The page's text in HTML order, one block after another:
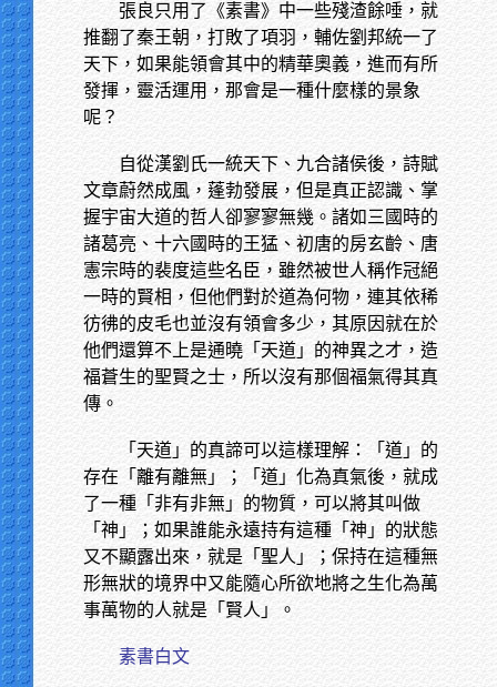
張良只用了《素書》中一些殘渣餘唾，就
推翻了秦王朝，打敗了項羽，輔佐劉邦統一了
天下，如果能領會其中的精華奧義，進而有所
發揮，靈活運用，那會是一種什麼樣的景象
呢？
自從漢劉氏一統天下、九合諸侯後，詩賦
文章蔚然成風，蓬勃發展，但是真正認識、掌
握宇宙大道的哲人卻寥寥無幾。諸如三國時的
諸葛亮、十六國時的王猛、初唐的房玄齡、唐
憲宗時的裴度這些名臣，雖然被世人稱作冠絕
一時的賢相，但他們對於道為何物，連其依稀
彷彿的皮毛也並沒有領會多少，其原因就在於
他們還算不上是通曉「天道」的神異之才，造
福蒼生的聖賢之士，所以沒有那個福氣得其真
傳。
「天道」的真諦可以這樣理解：「道」的
存在「離有離無」；「道」化為真氣後，就成
了一種「非有非無」的物質，可以將其叫做
「神」；如果誰能永遠持有這種「神」的狀態
又不顯露出來，就是「聖人」；保持在這種無
形無狀的境界中又能隨心所欲地將之生化為萬
事萬物的人就是「賢人」。
素書白文